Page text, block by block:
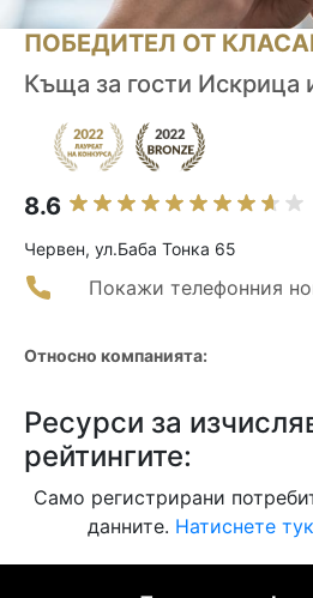
ПОБЕДИТЕЛ ОТ
Къща за гости Искрица
8.6
Червен, ул.Баба Тонка 65
Покажи телефонния
Относно компанията:
Ресурси за
рейтингите:
Само регистрирани
данните. Натиснете